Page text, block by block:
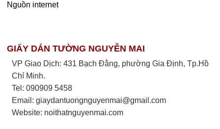
Nguồn internet
GIẤY DÁN TƯỜNG NGUYỄN MAI
VP Giao Dịch: 431 Bạch Đằng, phường Gia Định, Tp.Hồ
Chí Minh.
Tel: 090909 5458
Email:giaydantuongnguyenmai@gmail.com
Website: noithatnguyenmai.com